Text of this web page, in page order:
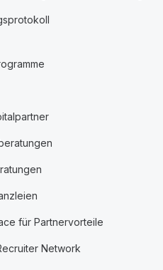
für Partnervorteile
Network